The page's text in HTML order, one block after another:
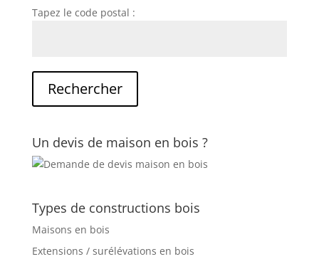
Tapez le code postal :
Un devis de maison en bois ?
Types de constructions bois
Maisons en bois
Extensions / surélévations en bois